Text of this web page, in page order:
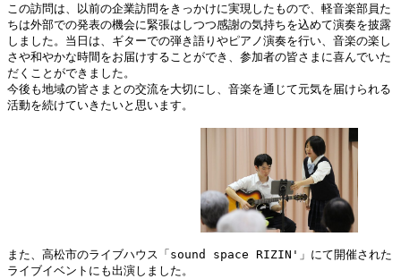
この訪問は、以前の企業訪問をきっかけに実現したもので、軽音楽部員た
ちは外部での発表の機会に緊張はしつつ感謝の気持ちを込めて演奏を披露
しました。当日は、ギターでの弾き語りやピアノ演奏を行い、音楽の楽し
さや和やかな時間をお届けすることができ、参加者の皆さまに喜んでいた
だくことができました。
今後も地域の皆さまとの交流を大切にし、音楽を通じて元気を届けられる
活動を続けていきたいと思います。
また、高松市のライブハウス「sound space RIZIN'」にて開催された
ライブイベントにも出演しました。